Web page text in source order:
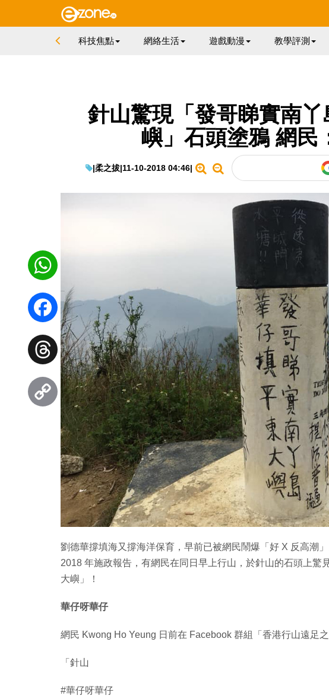
科技焦點 網絡生活 遊戲動漫 教學評測
針山驚現「發哥睇實南
嶼」石頭塗鴉 網民
|柔之拔|11-10-2018 04:46|
劉德華撐填海又撐海洋保育，早前已被網民鬧爆「好 X 反高潮
2018 年施政報告，有網民在同日早上行山，於針山的石頭上驚
大嶼」！
華仔呀華仔
網民 Kwong Ho Yeung 日前在 Facebook 群組「香港行山遠足
「針山
#華仔呀華仔
WhatsApp
Facebook
Threads
Copy
Link